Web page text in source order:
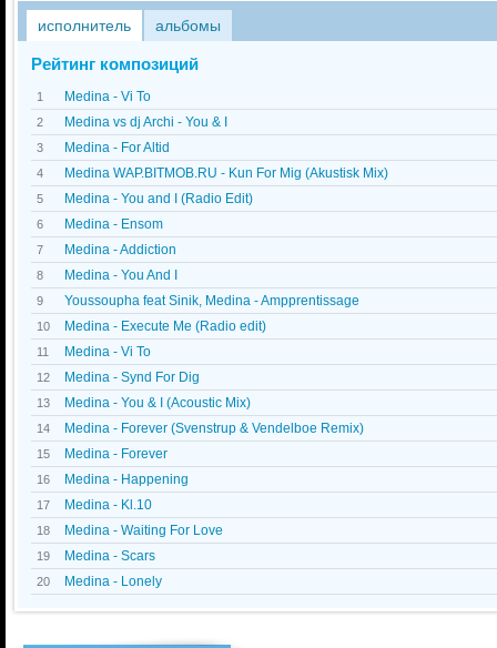
исполнитель альбомы
Рейтинг композиций
1 Medina - Vi To
2 Medina vs dj Archi - You & I
3 Medina - For Altid
4 Medina WAP.BITMOB.RU - Kun For Mig (Akustisk Mix)
5 Medina - You and I (Radio Edit)
6 Medina - Ensom
7 Medina - Addiction
8 Medina - You And I
9 Youssoupha feat Sinik, Medina - Ampprentissage
10 Medina - Execute Me (Radio edit)
11 Medina - Vi To
12 Medina - Synd For Dig
13 Medina - You & I (Acoustic Mix)
14 Medina - Forever (Svenstrup & Vendelboe Remix)
15 Medina - Forever
16 Medina - Happening
17 Medina - Kl.10
18 Medina - Waiting For Love
19 Medina - Scars
20 Medina - Lonely